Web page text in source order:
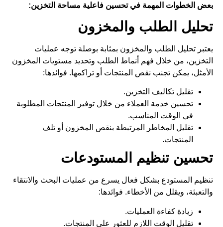
بعض الخطوات المهمة في تحسين فاعلية مساحة التخزين:
تحليل الطلب والمخزون
يعتبر تحليل الطلب والمخزون بمثابة بوصلة توجه عمليات
التخزين، من خلال فهم أنماط الطلب وتحديد مستويات المخزون
الأمثل، يمكن تجنب نقص المنتجات أو تراكمها. فوائدها:
تقليل تكاليف التخزين.
تحسين خدمة العملاء من خلال توفير المنتجات المطلوبة
في الوقت المناسب.
تقليل المخاطر المرتبطة بنقص المخزون أو تلف
المنتجات.
تحسين تنظيم المستودعات
تنظيم المستودع بشكل فعال يسرع من عمليات البحث والانتقاء
والتعبئة، ويقلل من الأخطاء. فوائدها:
زيادة كفاءة العمليات.
تقليل الوقت اللازم للعثور على المنتجات.